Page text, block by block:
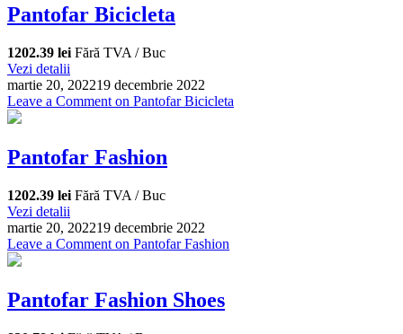
Pantofar Bicicleta
1202.39 lei Fără TVA / Buc
Vezi detalii
martie 20, 202219 decembrie 2022
Leave a Comment on Pantofar Bicicleta
Pantofar Fashion
1202.39 lei Fără TVA / Buc
Vezi detalii
martie 20, 202219 decembrie 2022
Leave a Comment on Pantofar Fashion
Pantofar Fashion Shoes